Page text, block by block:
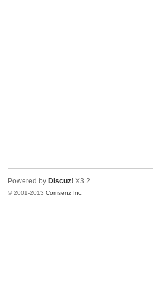
Powered by Discuz! X3.2
© 2001-2013Comsenz Inc.